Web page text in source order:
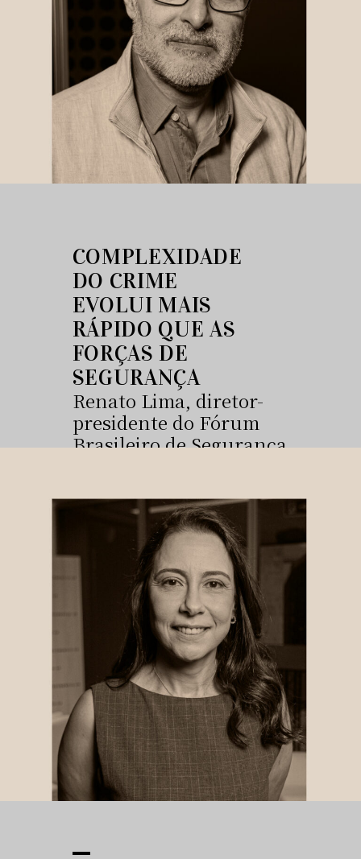
COMPLEXIDADE
DO CRIME
EVOLUI MAIS
RÁPIDO QUE AS
FORÇAS DE
SEGURANÇA
Renato Lima, diretor-
presidente do Fórum
Brasileiro de Segurança
econômicas da insegurança